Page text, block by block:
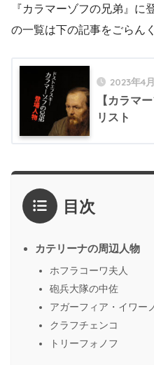
『カラマーゾフの兄弟』に
の一覧は下の記事をごらん
2023年4
【カラマ
リスト
目次
カテリーナの周辺人物
ホフラコーワ夫人
砲兵大隊の中佐
アガーフィア・イワー
クラフチェンコ
トリーフォノフ